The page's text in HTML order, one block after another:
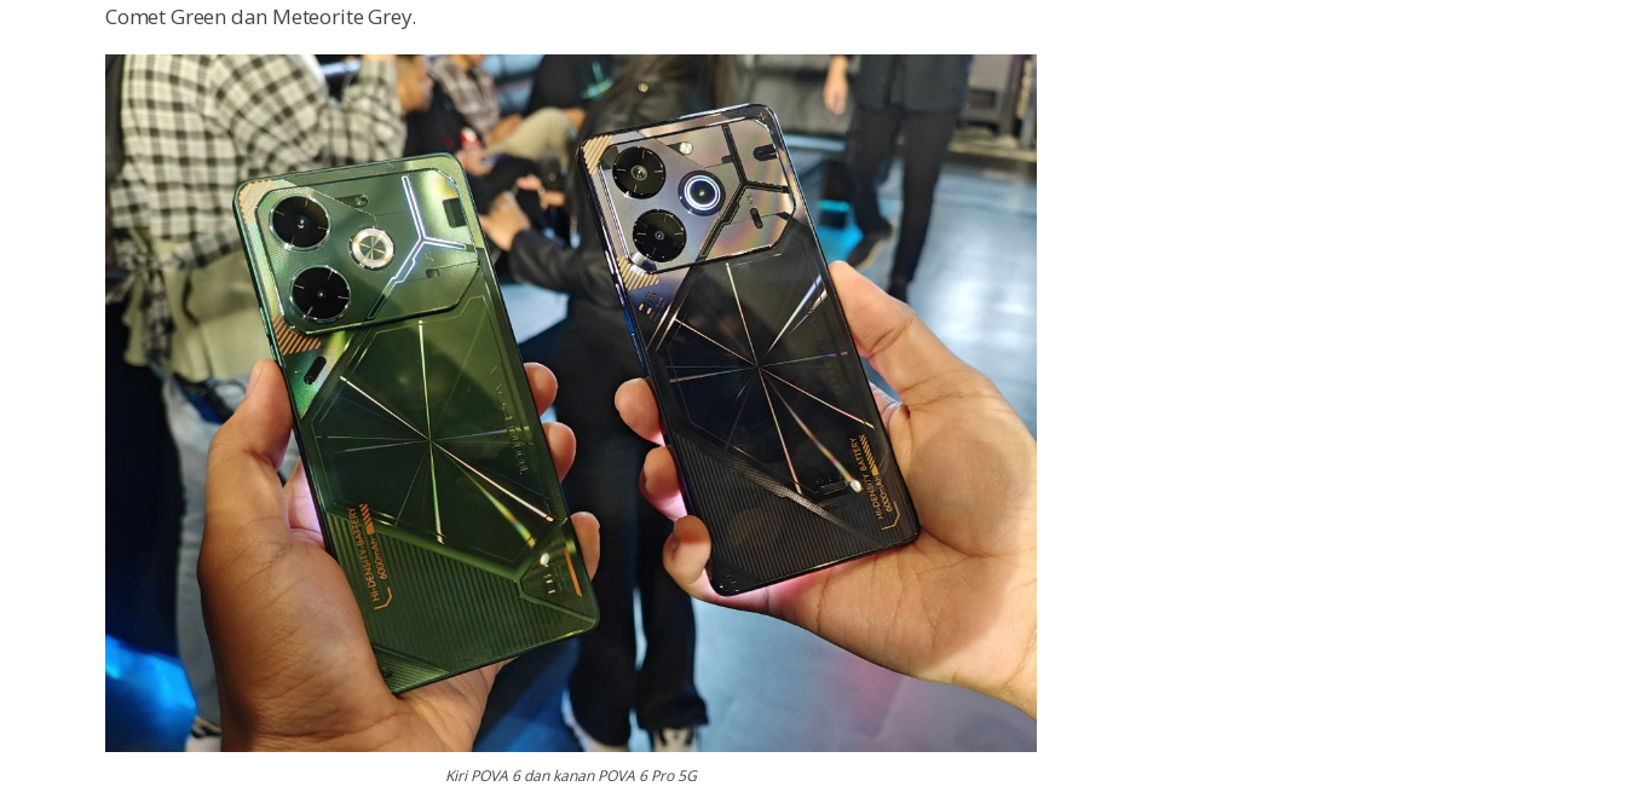
Comet Green dan Meteorite Grey.
Kiri POVA 6 dan kanan POVA 6 Pro 5G